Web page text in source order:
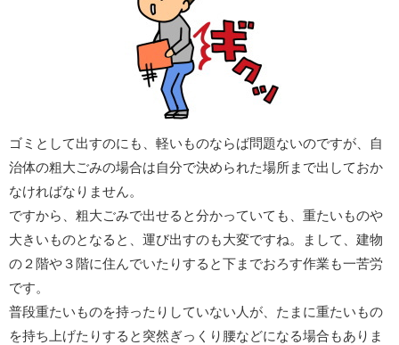
ゴミとして出すのにも、軽いものならば問題ないのですが、自
治体の粗大ごみの場合は自分で決められた場所まで出しておか
なければなりません。
ですから、粗大ごみで出せると分かっていても、重たいものや
大きいものとなると、運び出すのも大変ですね。まして、建物
の２階や３階に住んでいたりすると下までおろす作業も一苦労
です。
普段重たいものを持ったりしていない人が、たまに重たいもの
を持ち上げたりすると突然ぎっくり腰などになる場合もありま